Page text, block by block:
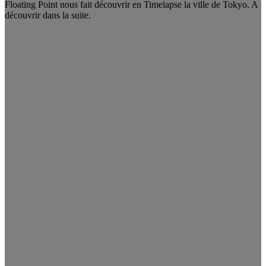
Floating Point nous fait découvrir en Timelapse la ville de Tokyo. A
découvrir dans la suite.